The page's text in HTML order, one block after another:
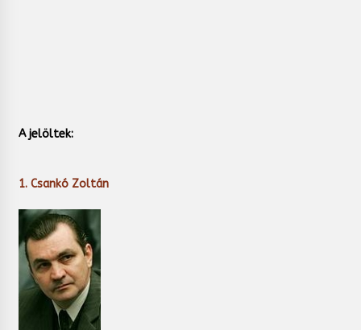
A jelöltek:
1. Csankó Zoltán